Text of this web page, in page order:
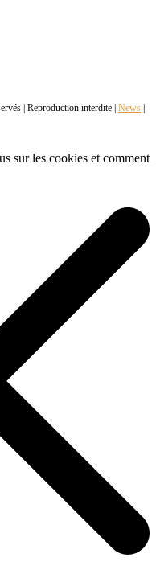
| Reproduction interdite | News
sur les cookies et comment